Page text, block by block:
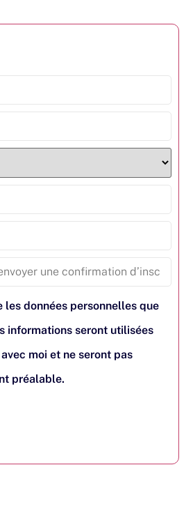
les données personnelles que
informations seront utilisées
moi et ne seront pas
préalable.